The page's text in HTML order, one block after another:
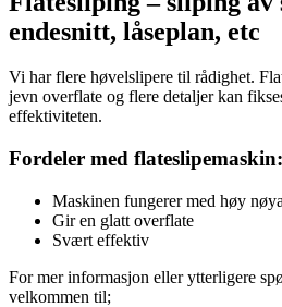
endesnitt, låseplan, etc
Vi har flere høvelslipere til rådighet.
jevn overflate og flere detaljer kan
effektiviteten.
Fordeler med flateslipemaskin:
Maskinen fungerer med høy
Gir en glatt overflate
Svært effektiv
For mer informasjon eller ytterligere
velkommen til;